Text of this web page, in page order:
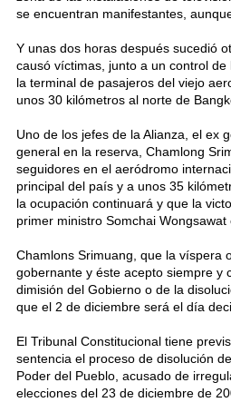
se encuentran manifestantes,
Y unas dos horas después sucedió
causó víctimas, junto a un control
la terminal de pasajeros del viejo
unos 30 kilómetros al norte de
Uno de los jefes de la Alianza, el ex
general en la reserva, Chamlong
seguidores en el aeródromo
principal del país y a unos 35
la ocupación continuará y que la
primer ministro Somchai Wongsawat
Chamlons Srimuang, que la víspera
gobernante y éste acepto siempre y
dimisión del Gobierno o de la
que el 2 de diciembre será el día
El Tribunal Constitucional tiene
sentencia el proceso de disolución
Poder del Pueblo, acusado de
elecciones del 23 de diciembre de